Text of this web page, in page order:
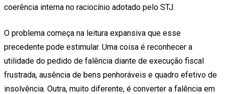
coerência interna no raciocínio adotado pelo STJ.
O problema começa na leitura expansiva que esse
precedente pode estimular. Uma coisa é reconhecer a
utilidade do pedido de falência diante de execução fiscal
frustrada, ausência de bens penhoráveis e quadro efetivo de
insolvência. Outra, muito diferente, é converter a falência em